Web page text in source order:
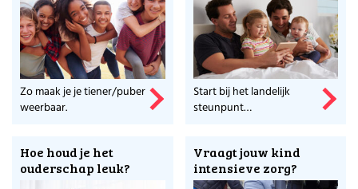
Hier vind je zoveel informatie over alle scholen in
Nederland.
Meer weten over de makers van dit platform?
Ga naar Stichting Voor Werkende Ouders en
ontdek wat zij nog meer voor ouders doet.
Zo maak je je tiener/puber
weerbaar.
Start bij het landelijk
steunpunt
Hoe houd je het
ouderschap leuk?
Vraagt jouw kind
intensieve zorg?